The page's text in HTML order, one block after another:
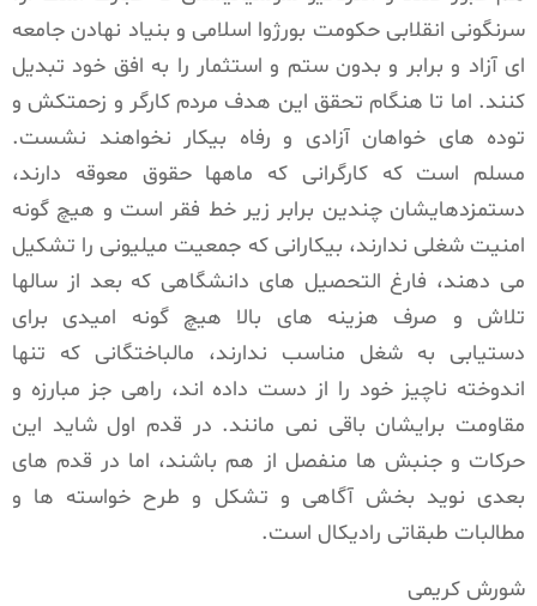
سرنگونی انقلابی حکومت بورژوا اسلامی و بنیاد نهادن جامعه
ای آزاد و برابر و بدون ستم و استثمار را به افق خود تبدیل
کنند. اما تا هنگام تحقق این هدف مردم کارگر و زحمتکش و
توده های خواهان آزادی و رفاه بیکار نخواهند نشست.
مسلم است که کارگرانی که ماهها حقوق معوقه دارند،
دستمزدهایشان چندین برابر زیر خط فقر است و هیچ گونه
امنیت شغلی ندارند، بیکارانی که جمعیت میلیونی را تشکیل
می دهند، فارغ التحصیل های دانشگاهی که بعد از سالها
تلاش و صرف هزینه های بالا هیچ گونه امیدی برای
دستیابی به شغل مناسب ندارند، مالباختگانی که تنها
اندوخته ناچیز خود را از دست داده اند، راهی جز مبارزه و
مقاومت برایشان باقی نمی مانند. در قدم اول شاید این
حرکات و جنبش ها منفصل از هم باشند، اما در قدم های
بعدی نوید بخش آگاهی و تشکل و طرح خواسته ها و
مطالبات طبقاتی رادیکال است.
شورش کریمی